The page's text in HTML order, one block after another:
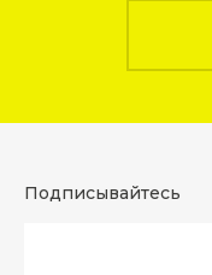
Подписывайтесь